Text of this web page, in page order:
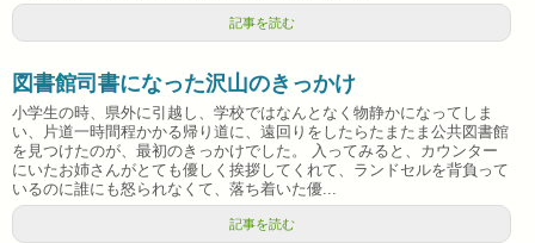
記事を読む
図書館司書になった沢山のきっかけ
小学生の時、県外に引越し、学校ではなんとなく物静かになってしま
い、片道一時間程かかる帰り道に、遠回りをしたらたまたま公共図書館
を見つけたのが、最初のきっかけでした。 入ってみると、カウンター
にいたお姉さんがとても優しく挨拶してくれて、ランドセルを背負って
いるのに誰にも怒られなくて、落ち着いた優...
記事を読む